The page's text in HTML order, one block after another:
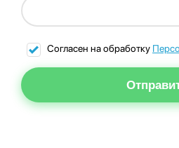
Согласен на обработку